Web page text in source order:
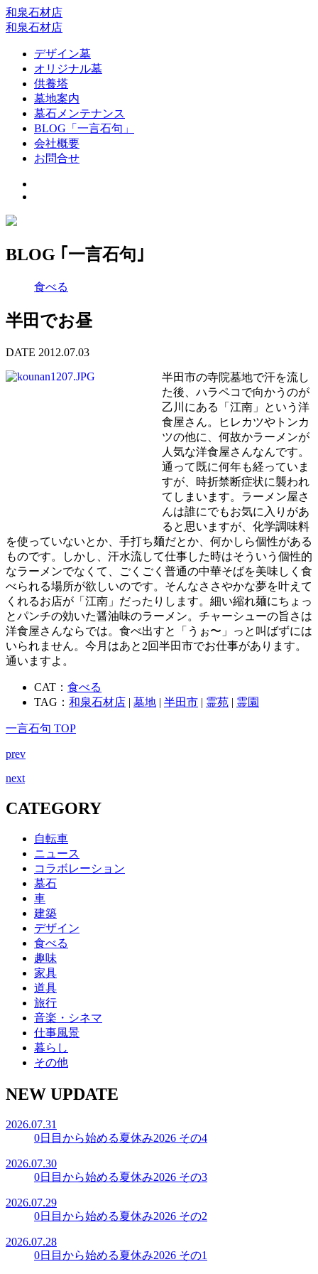
和泉石材店
和泉石材店
デザイン墓
オリジナル墓
供養塔
墓地案内
墓石メンテナンス
BLOG「一言石句」
会社概要
お問合せ
BLOG ｢一言石句｣
食べる
半田でお昼
DATE 2012.07.03
半田市の寺院墓地で汗を流し
た後、ハラペコで向かうのが
乙川にある「江南」という洋
食屋さん。ヒレカツやトンカ
ツの他に、何故かラーメンが
人気な洋食屋さんなんです。
通って既に何年も経っていま
すが、時折禁断症状に襲われ
てしまいます。ラーメン屋さ
んは誰にでもお気に入りがあ
ると思いますが、化学調味料
を使っていないとか、手打ち麺だとか、何かしら個性がある
ものです。しかし、汗水流して仕事した時はそういう個性的
なラーメンでなくて、ごくごく普通の中華そばを美味しく食
べられる場所が欲しいのです。そんなささやかな夢を叶えて
くれるお店が「江南」だったりします。細い縮れ麺にちょっ
とパンチの効いた醤油味のラーメン。チャーシューの旨さは
洋食屋さんならでは。食べ出すと「うぉ〜」っと叫ばずには
いられません。今月はあと2回半田市でお仕事があります。
通いますよ。
CAT： 食べる
TAG： 和泉石材店 | 墓地 | 半田市 | 霊苑 | 霊園
一言石句 TOP
prev
next
CATEGORY
自転車
ニュース
コラボレーション
墓石
車
建築
デザイン
食べる
趣味
家具
道具
旅行
音楽・シネマ
仕事風景
暮らし
その他
NEW UPDATE
2026.07.31
0日目から始める夏休み2026 その4
2026.07.30
0日目から始める夏休み2026 その3
2026.07.29
0日目から始める夏休み2026 その2
2026.07.28
0日目から始める夏休み2026 その1